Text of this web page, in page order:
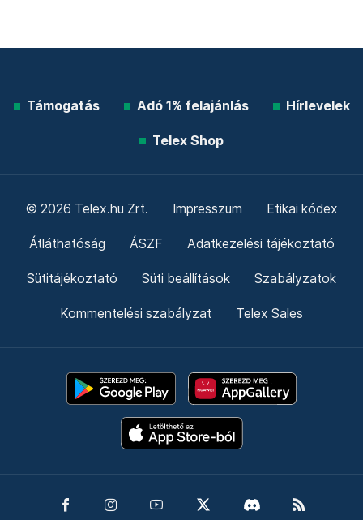
Támogatás Adó 1% felajánlás Hírlevelek
Telex Shop
© 2026 Telex.hu Zrt. Impresszum Etikai kódex
Átláthatóság ÁSZF Adatkezelési tájékoztató
Sütitájékoztató Süti beállítások Szabályzatok
Kommentelési szabályzat Telex Sales